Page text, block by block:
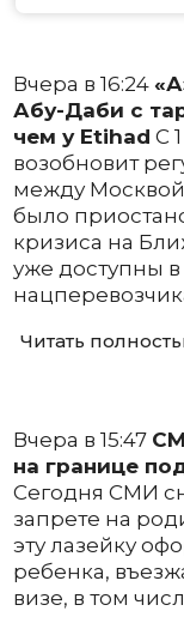
Вчера в 16:24
Абу-Даби с
чем у Etihad С
возобновит
между
было
кризиса на
уже доступны
Читать
Вчера в 15:47
на границе
Сегодня СМИ
запрете на
эту лазейку
ребенка,
визе, в том